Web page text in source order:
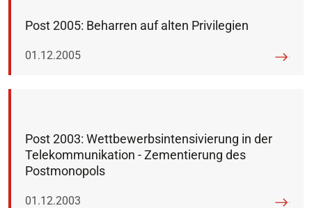
Post 2005: Beharren auf alten Privilegien
Veröffentlicht am:
01.12.2005
Post 2003: Wettbewerbsintensivierung in der
Telekommunikation - Zementierung des
Postmonopols
Veröffentlicht am:
01.12.2003